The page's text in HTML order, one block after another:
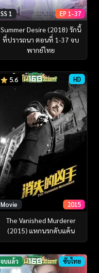
SS 1 EP 1-37
Summer Desire (2018) รักนี้
ที่ปรารถนา ตอนที่ 1-37 จบ
พากย์ไทย
5.6 HD
Movie 2015
The Vanished Murderer
(2015) แหกนรกดับแค้น
จบแล้ว ซับไทย